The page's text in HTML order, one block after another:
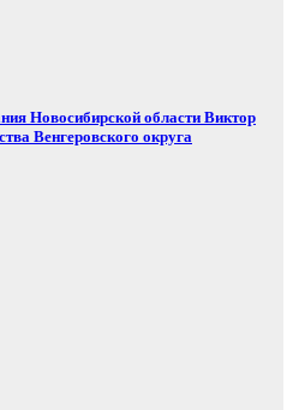
Новосибирской области Виктор
Венгеровского округа